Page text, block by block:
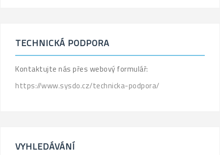
TECHNICKÁ PODPORA
Kontaktujte nás přes webový formulář:
https://www.sysdo.cz/technicka-podpora/
VYHLEDÁVÁNÍ